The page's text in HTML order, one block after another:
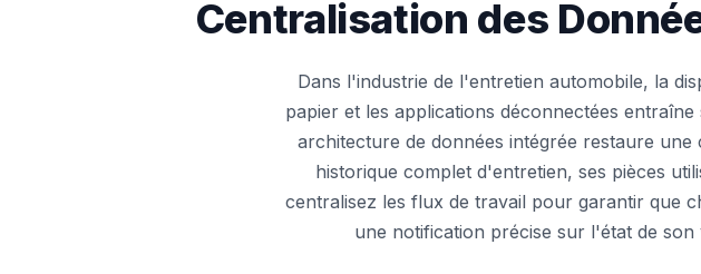
Centralisation des
Dans l'industrie de l'entretien automobile, la
papier et les applications déconnectées
architecture de données intégrée restaure
historique complet d'entretien, ses pièces
centralisez les flux de travail pour garantir que
une notification précise sur l'état de